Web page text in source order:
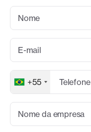
Nome
E-mail
+55 Telefone
Nome da empresa